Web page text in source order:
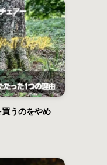
うのをやめ